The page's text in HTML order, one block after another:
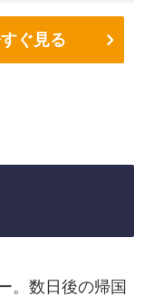
ぐ見る
。数日後の帰国